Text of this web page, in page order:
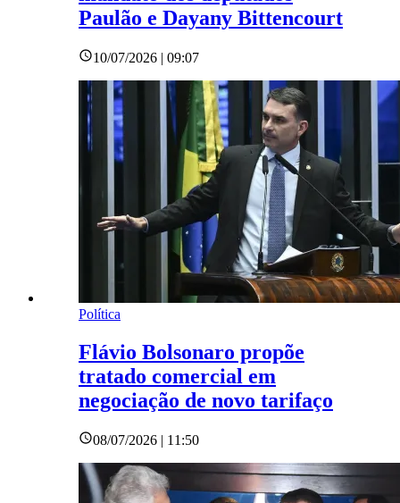
Paulão e Dayany Bittencourt
10/07/2026 | 09:07
Política
Flávio Bolsonaro propõe
tratado comercial em
negociação de novo tarifaço
08/07/2026 | 11:50